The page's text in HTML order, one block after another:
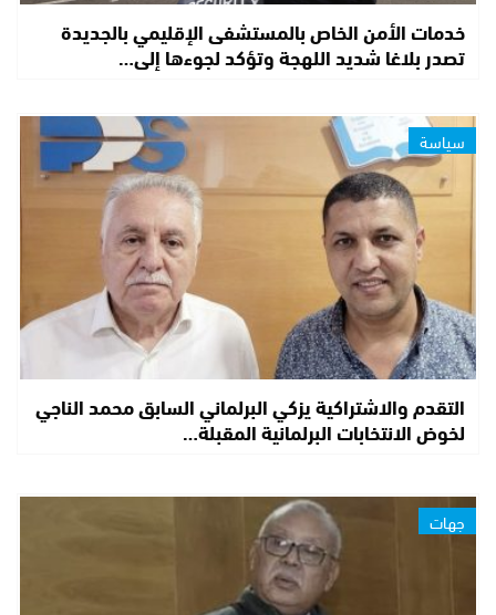
خدمات الأمن الخاص بالمستشفى الإقليمي بالجديدة
تصدر بلاغا شديد اللهجة وتؤكد لجوءها إلى…
سياسة
التقدم والاشتراكية يزكي البرلماني السابق محمد الناجي
لخوض الانتخابات البرلمانية المقبلة…
جهات